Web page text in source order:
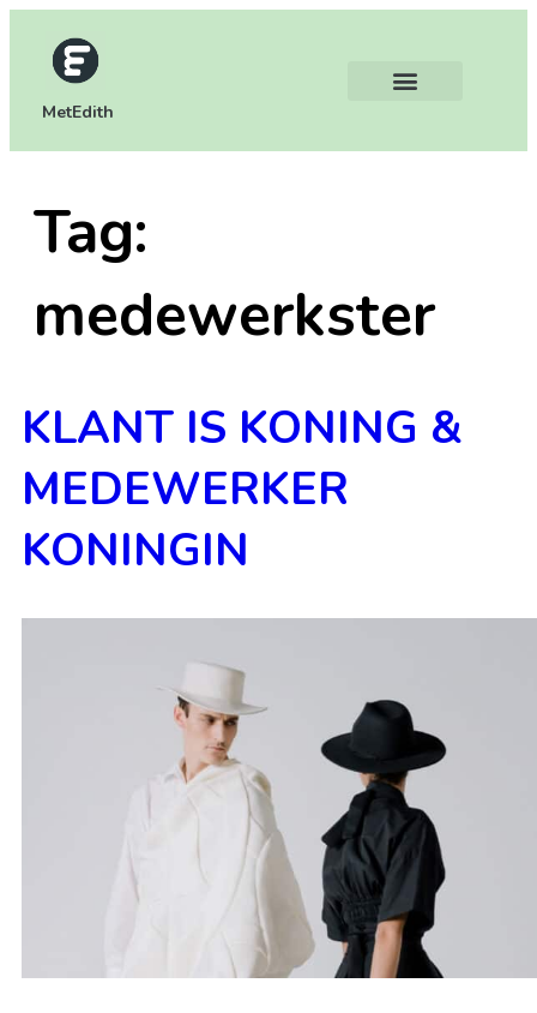
MetEdith
Tag:
medewerkster
KLANT IS KONING &
MEDEWERKER
KONINGIN